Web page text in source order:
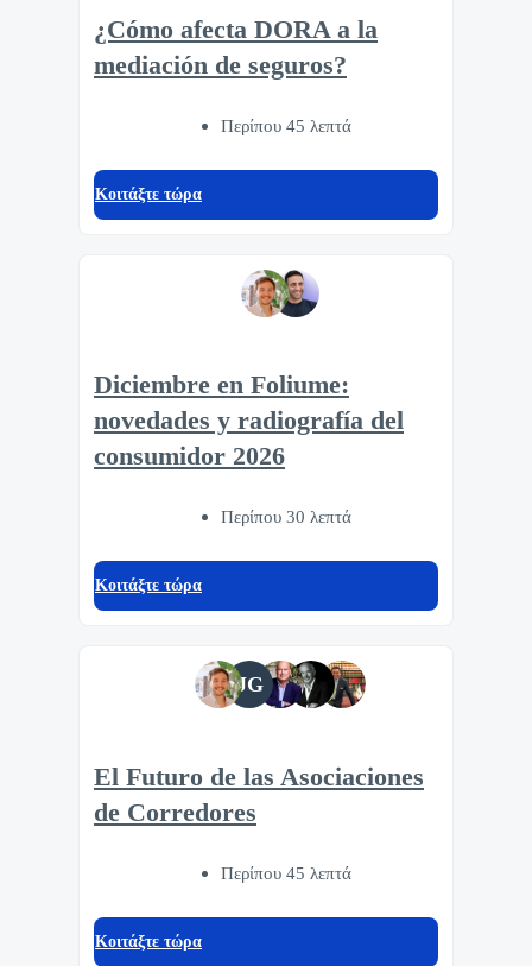
¿Cómo afecta DORA a la
mediación de seguros?
Περίπου 45 λεπτά
Κοιτάξτε τώρα
Diciembre en Foliume:
novedades y radiografía del
consumidor 2026
Περίπου 30 λεπτά
Κοιτάξτε τώρα
JG
El Futuro de las Asociaciones
de Corredores
Περίπου 45 λεπτά
Κοιτάξτε τώρα